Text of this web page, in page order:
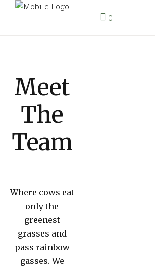
0
Meet
The
Team
Where cows eat
only the
greenest
grasses and
pass rainbow
gasses. We